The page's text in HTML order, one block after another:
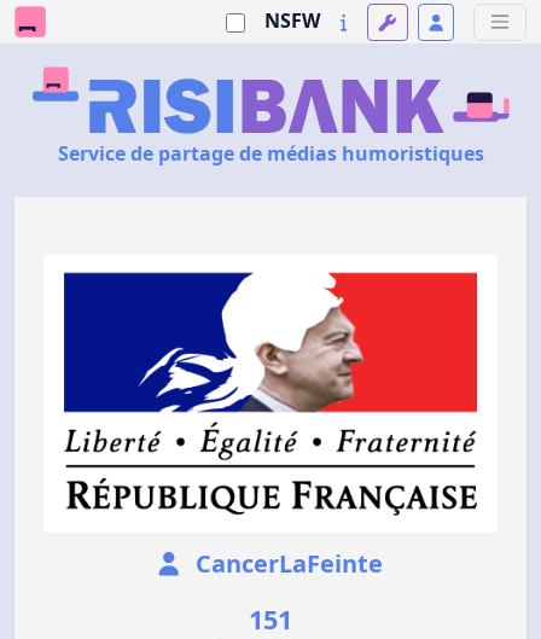
NSFW
Service de partage de médias humoristiques
CancerLaFeinte
151